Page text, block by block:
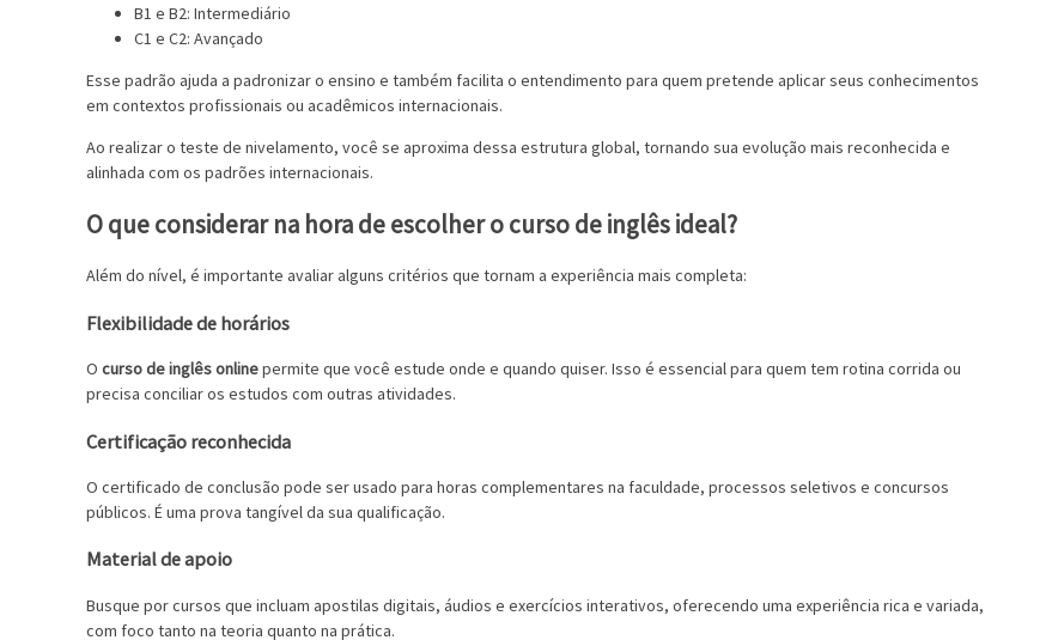
B1 e B2: Intermediário
C1 e C2: Avançado
Esse padrão ajuda a padronizar o ensino e também facilita o entendimento para quem pretende aplicar seus conhecimentos
em contextos profissionais ou acadêmicos internacionais.
Ao realizar o teste de nivelamento, você se aproxima dessa estrutura global, tornando sua evolução mais reconhecida e
alinhada com os padrões internacionais.
O que considerar na hora de escolher o curso de inglês ideal?
Além do nível, é importante avaliar alguns critérios que tornam a experiência mais completa:
Flexibilidade de horários
O curso de inglês onlinepermite que você estude onde e quando quiser. Isso é essencial para quem tem rotina corrida ou
precisa conciliar os estudos com outras atividades.
Certificação reconhecida
O certificado de conclusão pode ser usado para horas complementares na faculdade, processos seletivos e concursos
públicos. É uma prova tangível da sua qualificação.
Material de apoio
Busque por cursos que incluam apostilas digitais, áudios e exercícios interativos, oferecendo uma experiência rica e variada,
com foco tanto na teoria quanto na prática.